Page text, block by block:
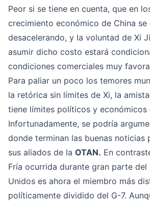
Peor si se tiene en cuenta, que en
crecimiento económico de China se
desacelerando, y la voluntad de Xi
asumir dicho costo estará
condiciones comerciales muy
Para paliar un poco los temores
la retórica sin límites de Xi, la
tiene límites políticos y económicos
Infortunadamente, se podría
donde terminan las buenas noticias
sus aliados de la OTAN. En
Fría ocurrida durante gran parte del
Unidos es ahora el miembro más
políticamente dividido del G-7.